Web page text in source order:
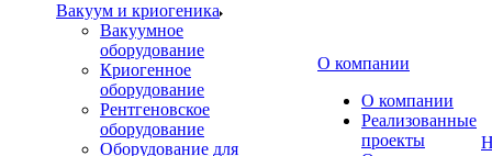
Вакуум и криогеника
Вакуумное
оборудование
Криогенное
оборудование
Рентгеновское
оборудование
Оборудование для
О компании
О компании
Реализованные
проекты